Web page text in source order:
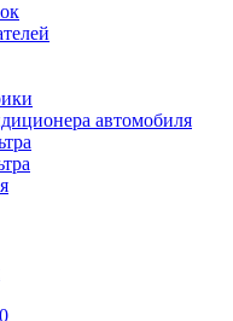
автомобиля